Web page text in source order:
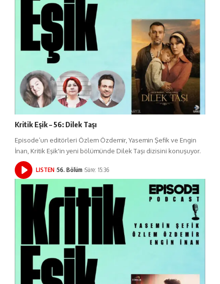
Kritik Eşik – 56: Dilek Taşı
Episode’un editörleri Özlem Özdemir, Yasemin Şefik ve Engin
İnan, Kritik Eşik'in yeni bölümünde Dilek Taşı dizisini konuşuyor.
LISTEN 56. Bölüm Süre: 15:36